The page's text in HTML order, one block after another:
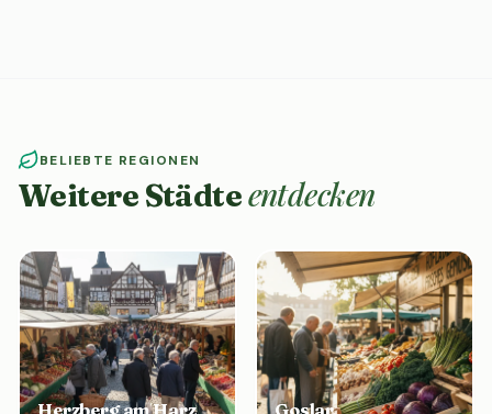
BELIEBTE REGIONEN
Weitere Städteentdecken
Herzberg am Harz Goslar